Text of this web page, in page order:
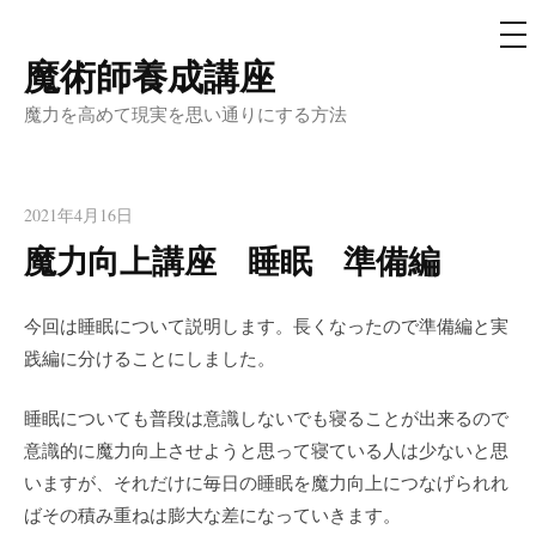
コ
ン
ス
ッ
プ
魔術師養成講座
魔力を高めて現実を思い通りにする方法
メ
ニ
2021年4月16日
魔力向上講座 睡眠 準備編
今回は睡眠について説明します。長くなったので準備編と実
践編に分けることにしました。
睡眠についても普段は意識しないでも寝ることが出来るので
意識的に魔力向上させようと思って寝ている人は少ないと思
いますが、それだけに毎日の睡眠を魔力向上につなげられれ
ばその積み重ねは膨大な差になっていきます。